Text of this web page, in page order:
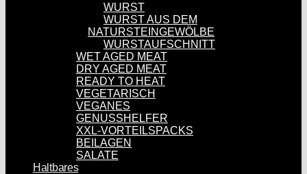
WURST
WURST AUS DEM
NATURSTEINGEWÖLBE
WURSTAUFSCHNITT
WET AGED MEAT
DRY AGED MEAT
READY TO HEAT
VEGETARISCH
VEGANES
GENUSSHELFER
XXL-VORTEILSPACKS
BEILAGEN
SALATE
Haltbares